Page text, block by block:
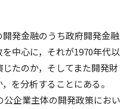
発金融のうち政府開発金融
中心に，それが1970年代以
たのか，そしてまた開発財
を分析することにある。
企業主体の開発政策におい